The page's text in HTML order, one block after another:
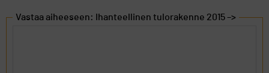
Vastaa aiheeseen: Ihanteellinen tulorakenne 2015 –>